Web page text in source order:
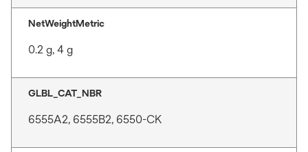
NetWeightMetric
0.2 g, 4 g
GLBL_CAT_NBR
6555A2, 6555B2, 6550-CK